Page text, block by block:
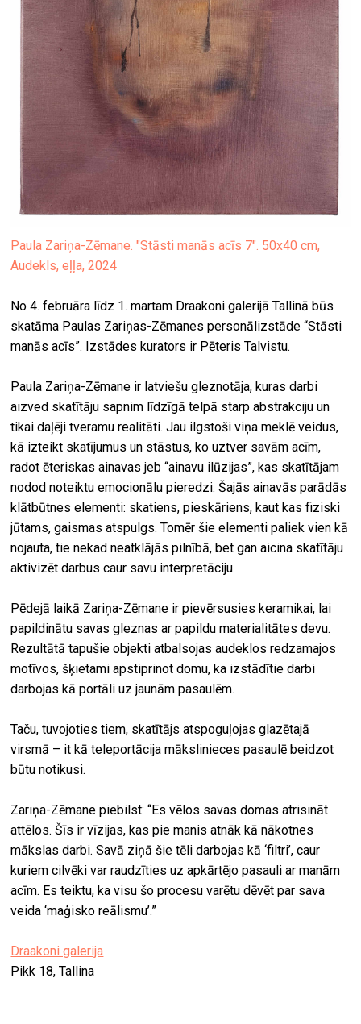
Paula Zariņa-Zēmane. "Stāsti manās acīs 7". 50x40 cm,
Audekls, eļļa, 2024
No 4. februāra līdz 1. martam Draakoni galerijā Tallinā būs
skatāma Paulas Zariņas-Zēmanes personālizstāde “Stāsti
manās acīs”. Izstādes kurators ir Pēteris Talvistu.
Paula Zariņa-Zēmane ir latviešu gleznotāja, kuras darbi
aizved skatītāju sapnim līdzīgā telpā starp abstrakciju un
tikai daļēji tveramu realitāti. Jau ilgstoši viņa meklē veidus,
kā izteikt skatījumus un stāstus, ko uztver savām acīm,
radot ēteriskas ainavas jeb “ainavu ilūzijas”, kas skatītājam
nodod noteiktu emocionālu pieredzi. Šajās ainavās parādās
klātbūtnes elementi: skatiens, pieskāriens, kaut kas fiziski
jūtams, gaismas atspulgs. Tomēr šie elementi paliek vien kā
nojauta, tie nekad neatklājās pilnībā, bet gan aicina skatītāju
aktivizēt darbus caur savu interpretāciju.
Pēdejā laikā Zariņa-Zēmane ir pievērsusies keramikai, lai
papildinātu savas gleznas ar papildu materialitātes devu.
Rezultātā tapušie objekti atbalsojas audeklos redzamajos
motīvos, šķietami apstiprinot domu, ka izstādītie darbi
darbojas kā portāli uz jaunām pasaulēm.
Taču, tuvojoties tiem, skatītājs atspoguļojas glazētajā
virsmā – it kā teleportācija mākslinieces pasaulē beidzot
būtu notikusi.
Zariņa-Zēmane piebilst: “Es vēlos savas domas atrisināt
attēlos. Šīs ir vīzijas, kas pie manis atnāk kā nākotnes
mākslas darbi. Savā ziņā šie tēli darbojas kā ‘filtri’, caur
kuriem cilvēki var raudzīties uz apkārtējo pasauli ar manām
acīm. Es teiktu, ka visu šo procesu varētu dēvēt par sava
veida ‘maģisko reālismu’.”
Draakoni galerija
Pikk 18, Tallina